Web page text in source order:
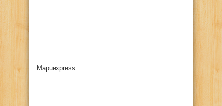
Mapuexpress